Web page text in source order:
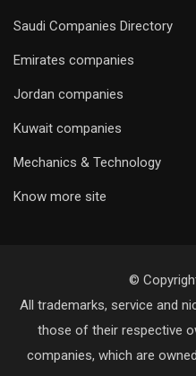
Saudi Companies Directory
Emirates companies
Jordan companies
Kuwait companies
Mechanics & Technology
Know more site
©
All trademarks, service and
those of their respective
companies, which are